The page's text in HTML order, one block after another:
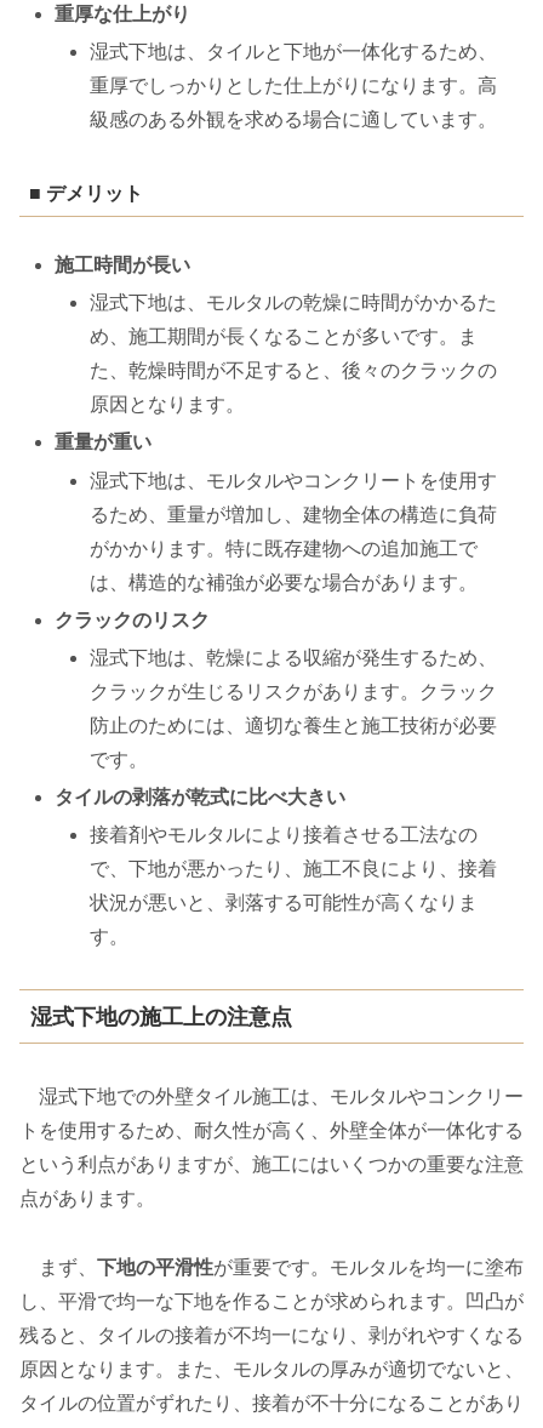
重厚な仕上がり
湿式下地は、タイルと下地が一体化するため、
重厚でしっかりとした仕上がりになります。高
級感のある外観を求める場合に適しています。
■ デメリット
施工時間が長い
湿式下地は、モルタルの乾燥に時間がかかるた
め、施工期間が長くなることが多いです。ま
た、乾燥時間が不足すると、後々のクラックの
原因となります。
重量が重い
湿式下地は、モルタルやコンクリートを使用す
るため、重量が増加し、建物全体の構造に負荷
がかかります。特に既存建物への追加施工で
は、構造的な補強が必要な場合があります。
クラックのリスク
湿式下地は、乾燥による収縮が発生するため、
クラックが生じるリスクがあります。クラック
防止のためには、適切な養生と施工技術が必要
です。
タイルの剥落が乾式に比べ大きい
接着剤やモルタルにより接着させる工法なの
で、下地が悪かったり、施工不良により、接着
状況が悪いと、剥落する可能性が高くなりま
す。
湿式下地の施工上の注意点
湿式下地での外壁タイル施工は、モルタルやコンクリー
トを使用するため、耐久性が高く、外壁全体が一体化する
という利点がありますが、施工にはいくつかの重要な注意
点があります。
まず、 下地の平滑性が重要です。モルタルを均一に塗布
し、平滑で均一な下地を作ることが求められます。凹凸が
残ると、タイルの接着が不均一になり、剥がれやすくなる
原因となります。また、モルタルの厚みが適切でないと、
タイルの位置がずれたり、接着が不十分になることがあり